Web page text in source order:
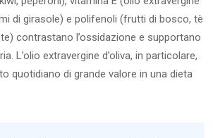
di girasole) e polifenoli (frutti di bosco, tè
contrastano l’ossidazione e supportano
L’olio extravergine d’oliva, in particolare,
quotidiano di grande valore in una dieta